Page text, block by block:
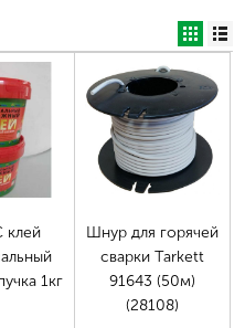
клей
1кг
Шнур для горячей
сварки Tarkett
91643 (50м)
(28108)